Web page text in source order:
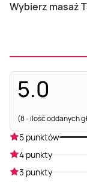
Wybierz masaż
5.0
(8 - ilość oddanych
5 punktów
4 punkty
3 punkty